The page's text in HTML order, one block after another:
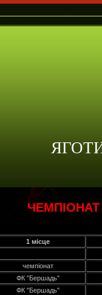
1 місце
чемпіонат
ФК "Бершадь"
ФК "Бершадь"